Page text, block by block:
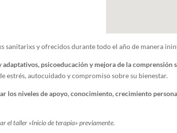
sanitarixs y ofrecidos durante todo el año de manera
psicoeducación y mejora de la comprensión
estrés, autocuidado y compromiso sobre su bienestar.
los niveles de apoyo, conocimiento, crecimiento
el taller «Inicio de terapia» previamente.